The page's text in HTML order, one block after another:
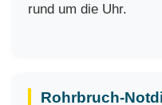
rund um die Uhr.
Rohrbruch-